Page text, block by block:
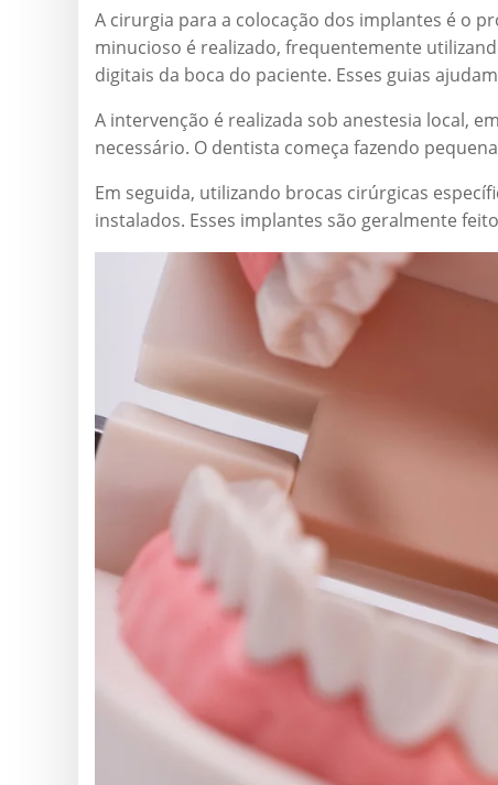
A cirurgia para a colocação dos implantes é o
minucioso é realizado, frequentemente
digitais da boca do paciente. Esses guias
A intervenção é realizada sob anestesia local,
necessário. O dentista começa fazendo
Em seguida, utilizando brocas cirúrgicas
instalados. Esses implantes são geralmente